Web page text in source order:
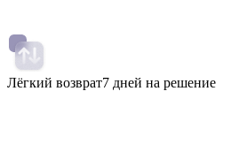
Лёгкий возврат7 дней на решение